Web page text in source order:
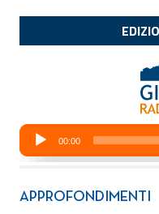
APPROFONDIMENTI